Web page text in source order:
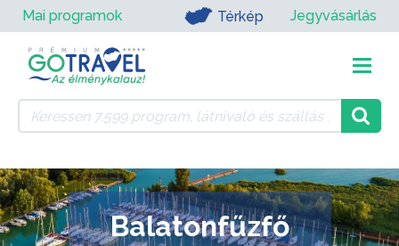
Mai programok Térkép Jegyvásárlás
Balatonfűzfő